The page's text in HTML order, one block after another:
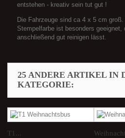
entstehen - kreativ sein tut gut !
Die Fahrzeuge sind ca 4 x 5 cm
Stempelfarbe ist besonders
anschließend gut reinigen lässt.
25 ANDERE ARTIKEL IN
KATEGORIE:
T1...